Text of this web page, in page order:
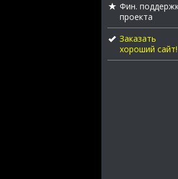
Фин.
проекта
Заказать
хороший сайт!